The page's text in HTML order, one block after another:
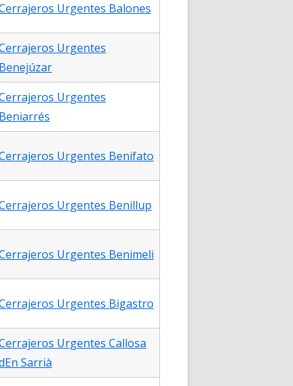
Urgentes Balones
Urgentes
Benejúzar
Urgentes
Beniarrés
Urgentes Benifato
Urgentes Benillup
Urgentes Benimeli
Urgentes Bigastro
Urgentes Callosa
Sarrià